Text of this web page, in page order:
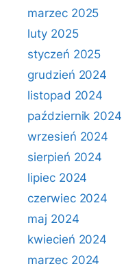
marzec 2025
luty 2025
styczeń 2025
grudzień 2024
listopad 2024
październik 2024
wrzesień 2024
sierpień 2024
lipiec 2024
czerwiec 2024
maj 2024
kwiecień 2024
marzec 2024